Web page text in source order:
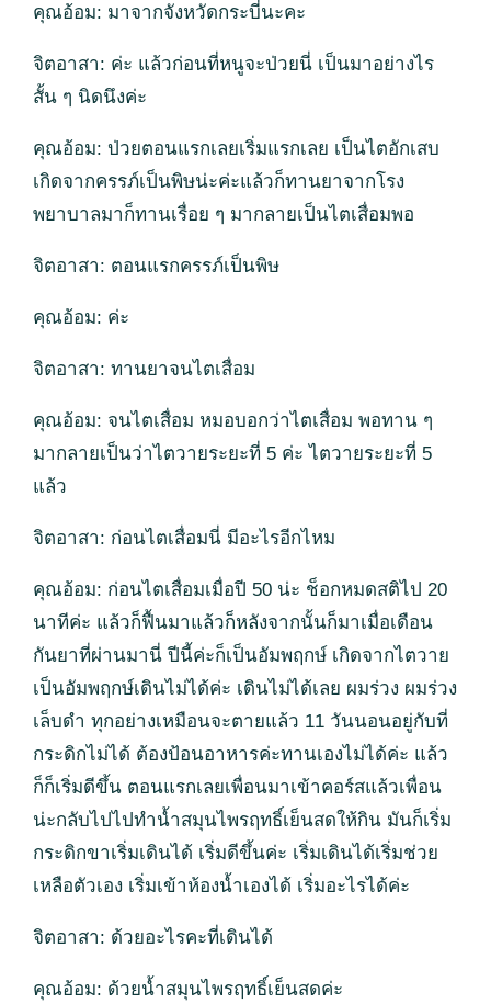
คุณอ้อม: มาจากจังหวัดกระบี่นะคะ
จิตอาสา: ค่ะ แล้วก่อนที่หนูจะป่วยนี่ เป็นมาอย่างไร
สั้น ๆ นิดนึงค่ะ
คุณอ้อม: ป่วยตอนแรกเลยเริ่มแรกเลย เป็นไตอักเสบ
เกิดจากครรภ์เป็นพิษน่ะค่ะแล้วก็ทานยาจากโรง
พยาบาลมาก็ทานเรื่อย ๆ มากลายเป็นไตเสื่อมพอ
จิตอาสา: ตอนแรกครรภ์เป็นพิษ
คุณอ้อม: ค่ะ
จิตอาสา: ทานยาจนไตเสื่อม
คุณอ้อม: จนไตเสื่อม หมอบอกว่าไตเสื่อม พอทาน ๆ
มากลายเป็นว่าไตวายระยะที่ 5 ค่ะ ไตวายระยะที่ 5
แล้ว
จิตอาสา: ก่อนไตเสื่อมนี่ มีอะไรอีกไหม
คุณอ้อม: ก่อนไตเสื่อมเมื่อปี 50 น่ะ ช็อกหมดสติไป 20
นาทีค่ะ แล้วก็ฟื้นมาแล้วก็หลังจากนั้นก็มาเมื่อเดือน
กันยาที่ผ่านมานี่ ปีนี้ค่ะก็เป็นอัมพฤกษ์ เกิดจากไตวาย
เป็นอัมพฤกษ์เดินไม่ได้ค่ะ เดินไม่ได้เลย ผมร่วง ผมร่วง
เล็บดำ ทุกอย่างเหมือนจะตายแล้ว 11 วันนอนอยู่กับที่
กระดิกไม่ได้ ต้องป้อนอาหารค่ะทานเองไม่ได้ค่ะ แล้ว
ก็ก็เริ่มดีขึ้น ตอนแรกเลยเพื่อนมาเข้าคอร์สแล้วเพื่อน
น่ะกลับไปไปทำน้ำสมุนไพรฤทธิ์เย็นสดให้กิน มันก็เริ่ม
กระดิกขาเริ่มเดินได้ เริ่มดีขึ้นค่ะ เริ่มเดินได้เริ่มช่วย
เหลือตัวเอง เริ่มเข้าห้องน้ำเองได้ เริ่มอะไรได้ค่ะ
จิตอาสา: ด้วยอะไรคะที่เดินได้
คุณอ้อม: ด้วยน้ำสมุนไพรฤทธิ์เย็นสดค่ะ